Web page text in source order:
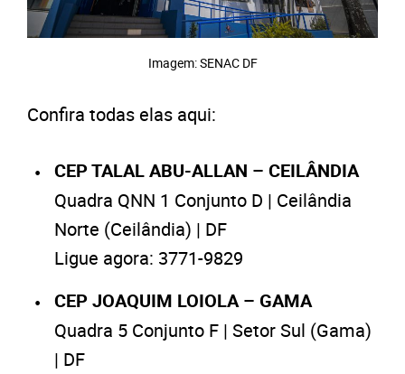
Imagem: SENAC DF
Confira todas elas aqui:
CEP TALAL ABU-ALLAN – CEILÂNDIA
Quadra QNN 1 Conjunto D | Ceilândia
Norte (Ceilândia) | DF
Ligue agora: 3771-9829
CEP JOAQUIM LOIOLA – GAMA
Quadra 5 Conjunto F | Setor Sul (Gama)
| DF